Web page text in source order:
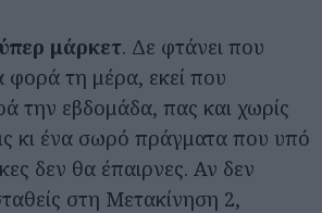
μάρκετ. Δε φτάνει που
φορά τη μέρα, εκεί που
την εβδομάδα, πας και χωρίς
κι ένα σωρό πράγματα που υπό
δεν θα έπαιρνες. Αν δεν
στη Μετακίνηση 2,